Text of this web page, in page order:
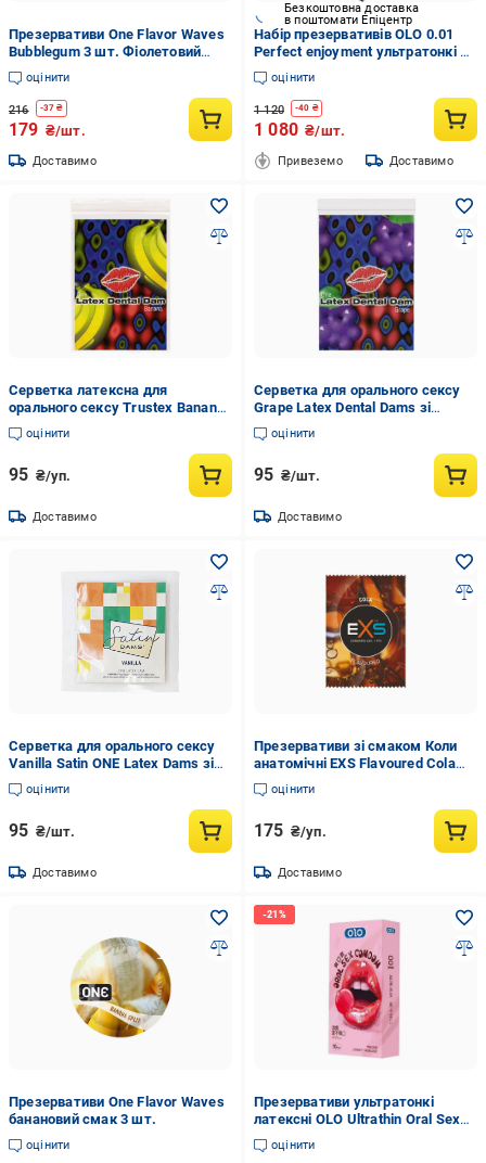
Презервативи One Flavor Waves
Bubblegum 3 шт. Фіолетовий
(ROZ6400230334)
оцінити
216 -37 ₴
179 ₴/шт.
Доставимо
Безкоштовна доставка
в поштомати Епіцентр
Набір презервативів OLO 0.01
Perfect enjoyment ультратонкі 35
шт. (ROZ6400230294)
оцінити
1 120 -40 ₴
1 080 ₴/шт.
Привеземо Доставимо
Серветка латексна для
орального сексу Trustex Banana
Latex Dental Dams з ароматом та
смаком банана (TR60109)
оцінити
95 ₴/уп.
Доставимо
Серветка для орального сексу
Grape Latex Dental Dams зі
смаком винограду 1 шт.
(ON60154)
оцінити
95 ₴/шт.
Доставимо
Серветка для орального сексу
Vanilla Satin ONE Latex Dams зі
смаком ванілі 1 шт. (ON100067)
оцінити
95 ₴/шт.
Доставимо
Презервативи зі смаком Коли
анатомічні EXS Flavoured Cola
веганські 5 шт. (05719/
400exsmixflav)
оцінити
175 ₴/уп.
Доставимо
Презервативи One Flavor Waves
банановий смак 3 шт.
оцінити
Презервативи ультратонкі
латексні OLO Ultrathin Oral Sex
смак полуниці M 51-54 мм 10
шт. (K001107)
оцінити